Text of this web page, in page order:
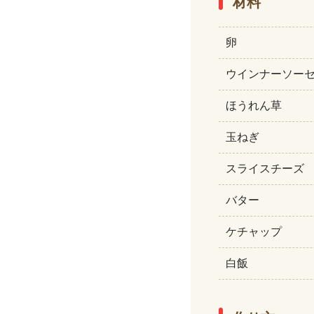
卵
ウインナーソー
ほうれん草
玉ねぎ
スライスチーズ
バター
ケチャップ
白飯